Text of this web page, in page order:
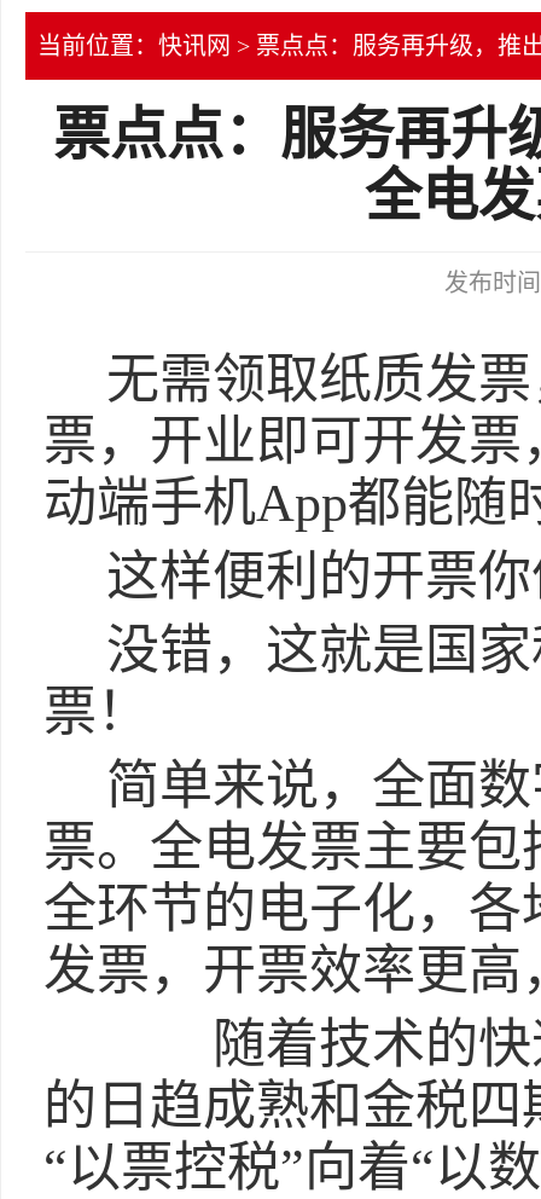
当前位置： 快讯网 > 票点点：服务再升级，推
票点点：服务再升
全电
发布时
无需领取纸质发
票，开业即可开发
动端手机App都能
这样便利的开票
没错，这就是国
票！
简单来说，全面
票。全电发票主要
全环节的电子化，
发票，开票效率更高
随着技术的快
的日趋成熟和金税
“以票控税”向着“以